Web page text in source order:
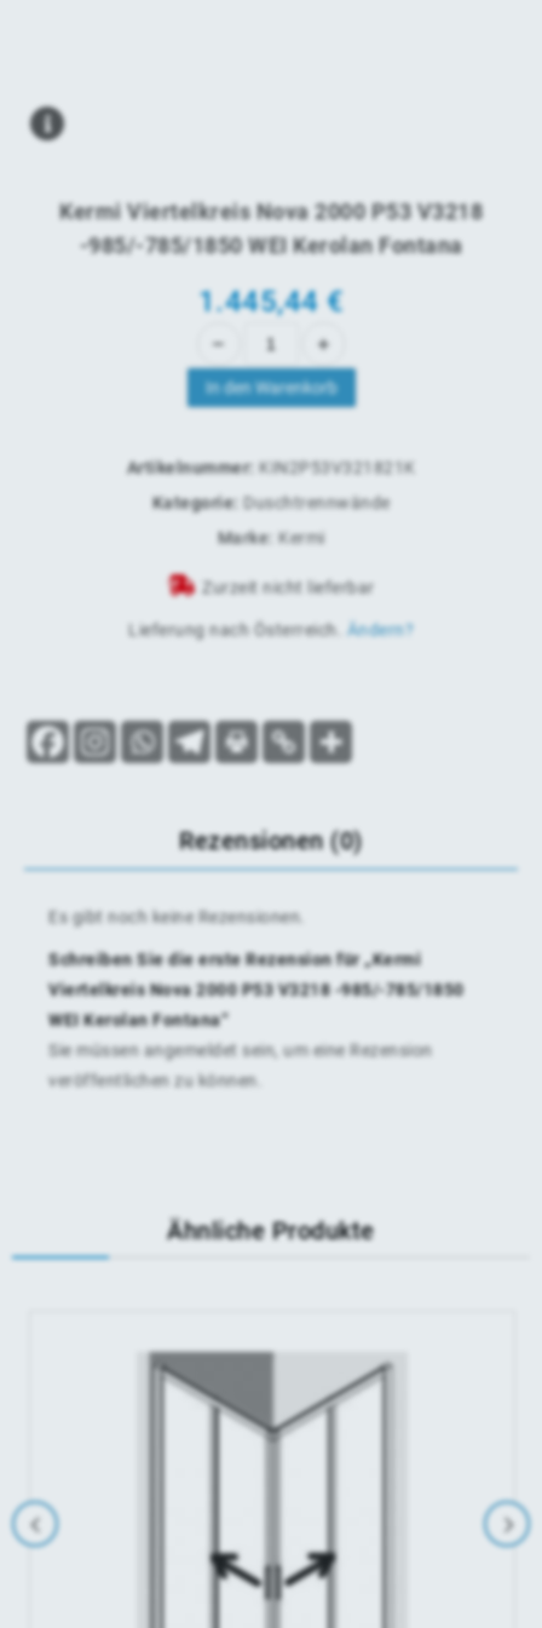
Kermi Viertelkreis Nova 2000 P53 V3218
-985/-785/1850 WEI Kerolan Fontana
1.445,44€
In den Warenkorb
Artikelnummer: KIN2P53V321821K
Kategorie:
Duschtrennwände
Marke: Kermi
Zurzeit nicht lieferbar
Lieferung nach Österreich Ändern?
Rezensionen (0)
Es gibt noch keine Rezensionen.
Schreiben Sie die erste Rezension für „Kermi
Viertelkreis Nova 2000 P53 V3218 -985/-785/1850
WEI Kerolan Fontana“
Sie müssen angemeldet sein, um eine Rezension
veröffentlichen zu können.
Ähnliche Produkte